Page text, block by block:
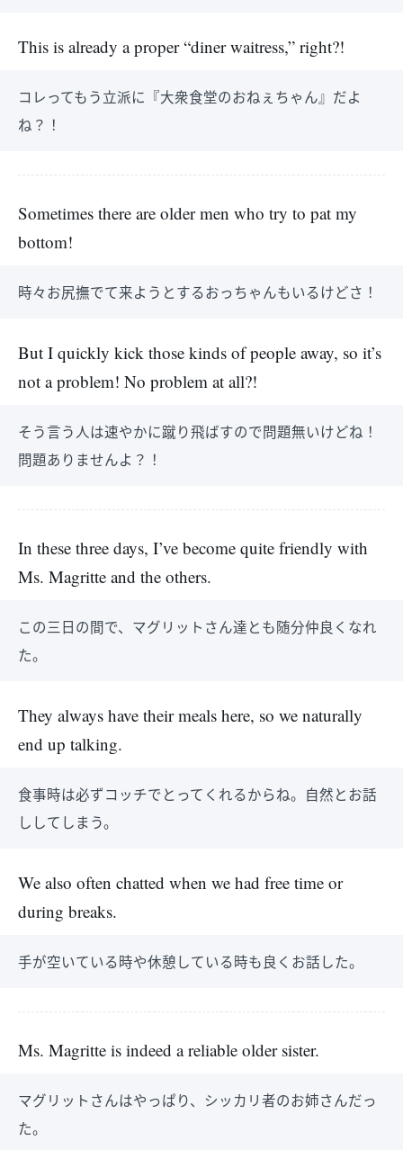
This is already a proper “diner waitress,” right?!
コレってもう立派に『大衆食堂のおねぇちゃん』だよ
ね？！
Sometimes there are older men who try to pat my
bottom!
時々お尻撫でて来ようとするおっちゃんもいるけどさ！
But I quickly kick those kinds of people away, so it’s
not a problem! No problem at all?!
そう言う人は速やかに蹴り飛ばすので問題無いけどね！
問題ありませんよ？！
In these three days, I’ve become quite friendly with
Ms. Magritte and the others.
この三日の間で、マグリットさん達とも随分仲良くなれ
た。
They always have their meals here, so we naturally
end up talking.
食事時は必ずコッチでとってくれるからね。自然とお話
ししてしまう。
We also often chatted when we had free time or
during breaks.
手が空いている時や休憩している時も良くお話した。
Ms. Magritte is indeed a reliable older sister.
マグリットさんはやっぱり、シッカリ者のお姉さんだっ
た。